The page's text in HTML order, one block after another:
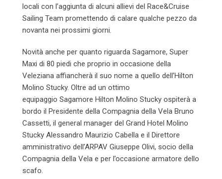
locali con l’aggiunta di alcuni allievi del Race&Cruise
Sailing Team promettendo di calare qualche pezzo da
novanta nei prossimi giorni.
Novità anche per quanto riguarda Sagamore, Super
Maxi di 80 piedi che proprio in occasione della
Veleziana affiancherà il suo nome a quello dell’Hilton
Molino Stucky. Oltre ad un ottimo
equipaggio Sagamore Hilton Molino Stucky ospiterà a
bordo il Presidente della Compagnia della Vela Bruno
Cassetti, il general manager del Grand Hotel Molino
Stucky Alessandro Maurizio Cabella e il Direttore
amministrativo dell’ARPAV Giuseppe Olivi, socio della
Compagnia della Vela e per l’occasione armatore dello
scafo.